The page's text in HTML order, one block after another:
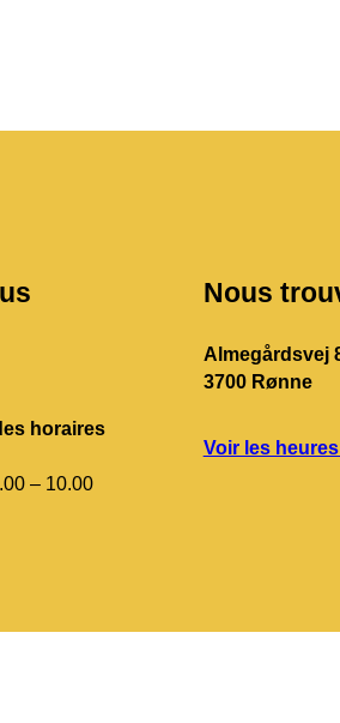
horaires
– 10.00
Nous
Almegårdsvej
3700 Rønne
Voir les